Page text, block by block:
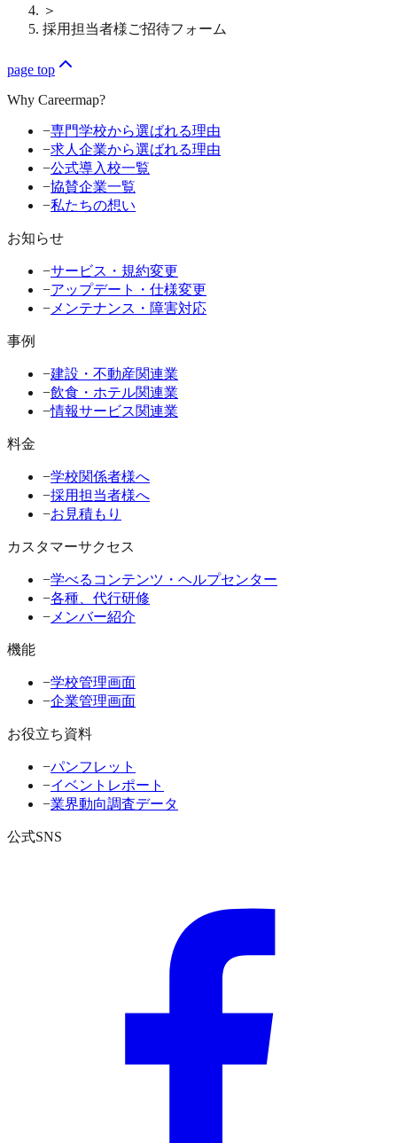
＞
採用担当者様ご招待フォーム
page top
Why Careermap?
−専門学校から選ばれる理由
−求人企業から選ばれる理由
−公式導入校一覧
−協賛企業一覧
−私たちの想い
お知らせ
−サービス・規約変更
−アップデート・仕様変更
− メンテナンス・障害対応
事例
−建設・不動産関連業
−飲食・ホテル関連業
−情報サービス関連業
料金
−学校関係者様へ
−採用担当者様へ
−お見積もり
カスタマーサクセス
−学べるコンテンツ・ヘルプセンター
−各種、代行研修
− メンバー紹介
機能
−学校管理画面
−企業管理画面
お役立ち資料
−パンフレット
−イベントレポート
−業界動向調査データ
公式SNS